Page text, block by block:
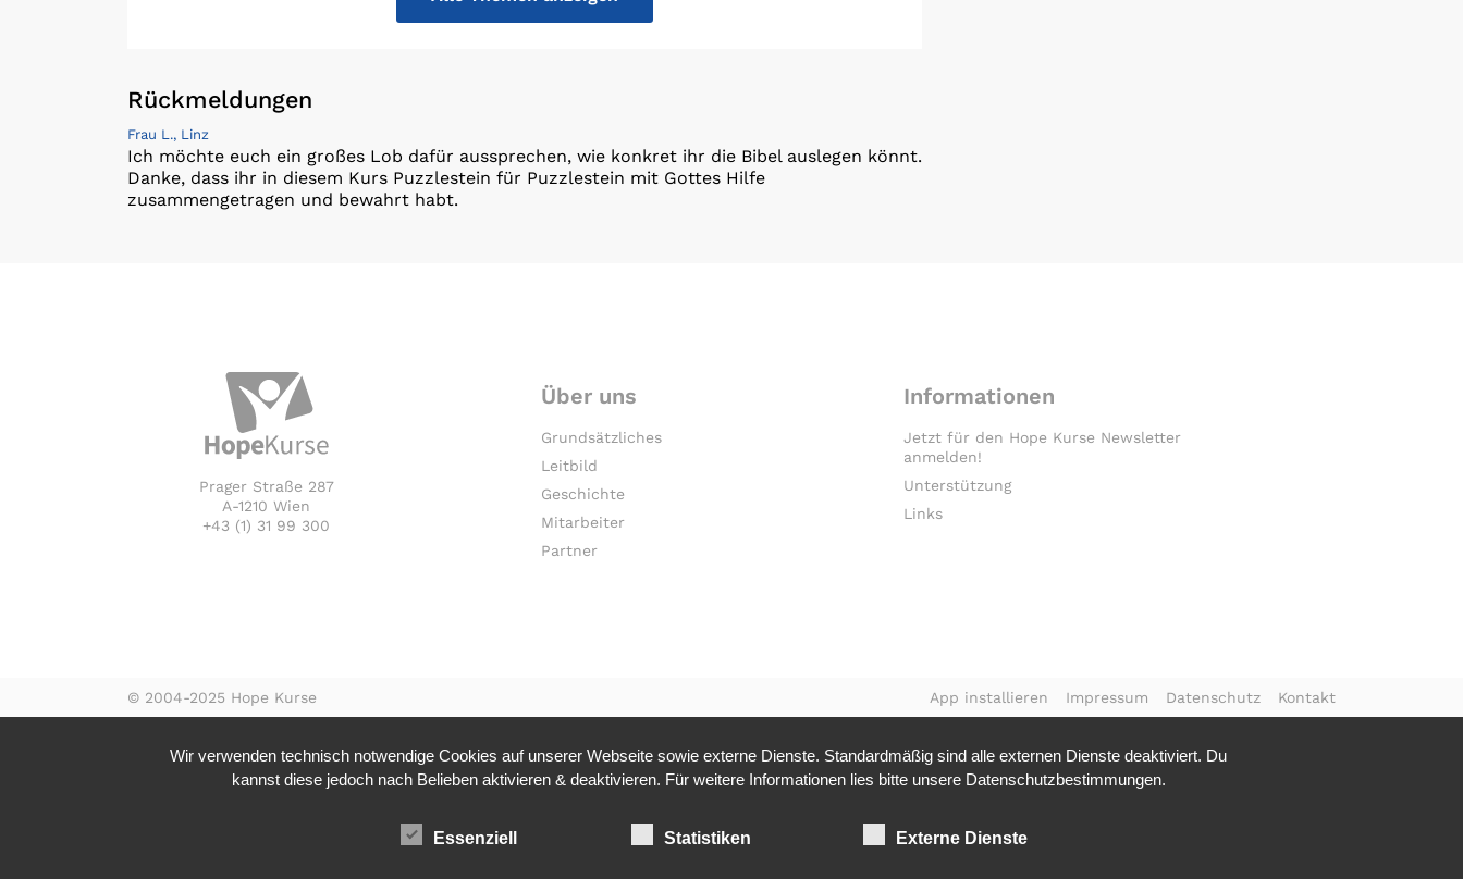
Rückmeldungen
Frau L., Linz
Ich möchte euch ein großes Lob dafür aussprechen, wie konkret ihr die Bibel auslegen könnt.
Danke, dass ihr in diesem Kurs Puzzlestein für Puzzlestein mit Gottes Hilfe
zusammengetragen und bewahrt habt.
Prager Straße 287
A-1210 Wien
+43 (1) 31 99 300
Über uns
Grundsätzliches
Leitbild
Geschichte
Mitarbeiter
Partner
Informationen
Jetzt für den Hope Kurse Newsletter
anmelden!
Unterstützung
Links
© 2004-2025 Hope Kurse App installieren Impressum Datenschutz Kontakt
Wir verwenden technisch notwendige Cookies auf unserer Webseite sowie externe Dienste. Standardmäßig sind alle externen Dienste deaktiviert. Du
kannst diese jedoch nach Belieben aktivieren & deaktivieren. Für weitere Informationen lies bitte unsere Datenschutzbestimmungen.
Essenziell Statistiken Externe Dienste